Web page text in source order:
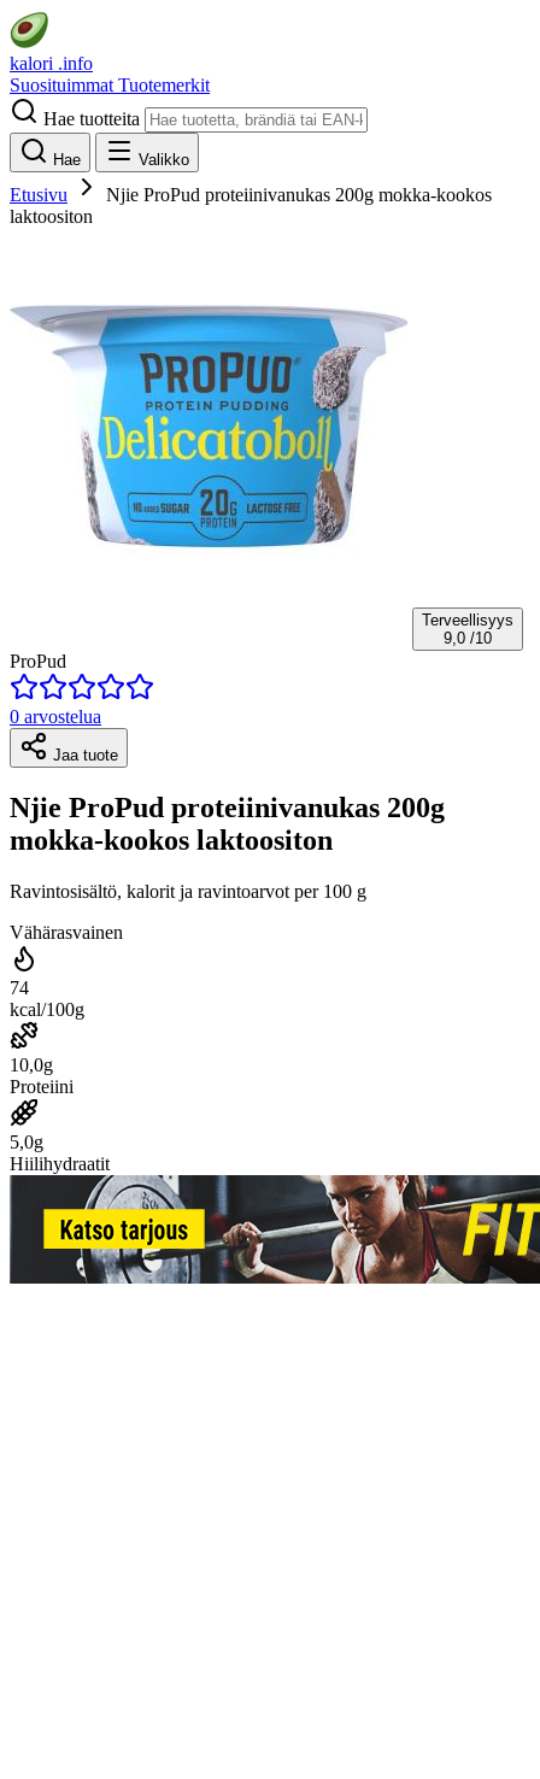
kalori .info
Suosituimmat Tuotemerkit
Hae tuotteita
Hae Valikko
Etusivu
Njie ProPud proteiinivanukas 200g mokka-kookos
laktoositon
Terveellisyys
9,0 /10
ProPud
0 arvostelua
Jaa tuote
Njie ProPud proteiinivanukas 200g
mokka-kookos laktoositon
Ravintosisältö, kalorit ja ravintoarvot per 100 g
Vähärasvainen
74
kcal/100g
10,0g
Proteiini
5,0g
Hiilihydraatit